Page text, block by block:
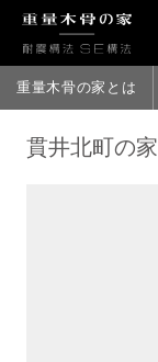
重量木骨の家とは
貫井北町の家